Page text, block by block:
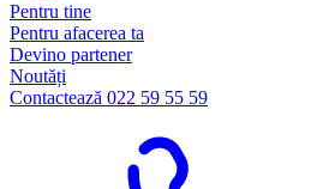
Pentru tine
Pentru afacerea ta
Devino partener
Noutăți
Contactează 022 59 55 59